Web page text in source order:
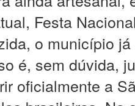
Festa
o município
é, sem dúvida,
oficialmente a